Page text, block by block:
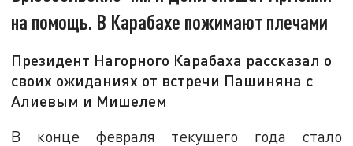
на помощь. В Карабахе пожимают плечами
Президент Нагорного Карабаха рассказал о
своих ожиданиях от встречи Пашиняна с
Алиевым и Мишелем
В конце февраля текущего года стало